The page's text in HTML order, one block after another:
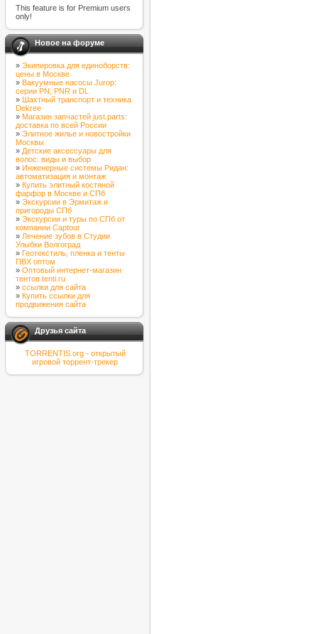
This feature is for Premium users
only!
Новое на форуме
» Экипировка для единоборств:
цены в Москве
» Вакуумные насосы Jurop:
серии PN, PNR и DL
» Шахтный транспорт и техника
Dekree
» Магазин запчастей just.parts:
доставка по всей России
» Элитное жилье и новостройки
Москвы
» Детские аксессуары для
волос: виды и выбор
» Инженерные системы Ридан:
автоматизация и монтаж
» Купить элитный костяной
фарфор в Москве и СПб
» Экскурсии в Эрмитаж и
пригороды СПб
» Экскурсии и туры по СПб от
компании Captour
» Лечение зубов в Студии
Улыбки Волгоград
» Геотекстиль, пленка и тенты
ПВХ оптом
» Оптовый интернет-магазин
тентов tenti.ru
» ссылки для сайта
» Купить ссылки для
продвижения сайта
Друзья сайта
TORRENTIS.org - открытый
игровой торрент-трекер